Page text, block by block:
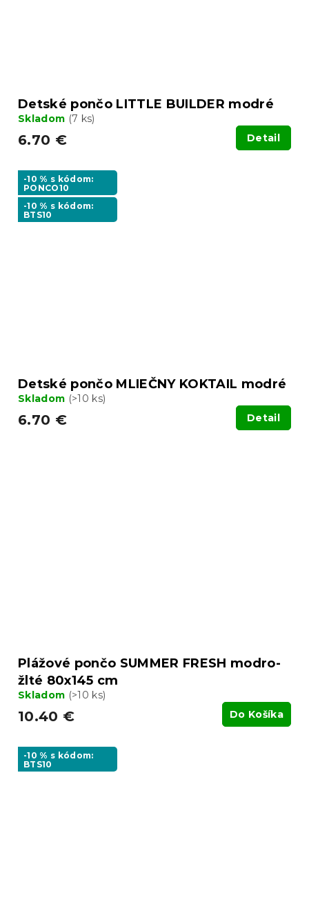
Detské pončo LITTLE BUILDER modré
Skladom (7 ks)
6.70 € Detail
-10 % s kódom:
PONCO10
-10 % s kódom:
BTS10
Detské pončo MLIEČNY KOKTAIL modré
Skladom (>10 ks)
6.70 € Detail
Plážové pončo SUMMER FRESH modro-
žlté 80x145 cm
Skladom (>10 ks)
10.40 € Do Košíka
-10 % s kódom:
BTS10